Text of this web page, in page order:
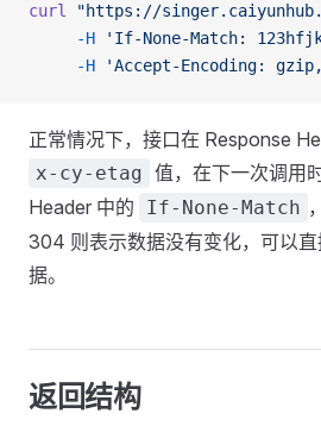
curl
"https://
     -H
'If-None-Match:
     -H
'Accept-Encoding:
正常情况下，接口在 Response
x-cy-etag 值，在下一次调用
Header 中的
If-None-Match
304 则表示数据没有变化，可以
据。
返回结构